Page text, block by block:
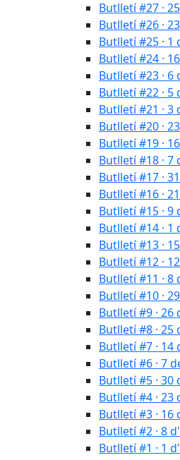
Butlletí #27 ·
Butlletí #26 ·
Butlletí #25 ·
Butlletí #24 ·
Butlletí #23 ·
Butlletí #22 ·
Butlletí #21 ·
Butlletí #20 ·
Butlletí #19 ·
Butlletí #18 · 7
Butlletí #17 ·
Butlletí #16 ·
Butlletí #15 · 9
Butlletí #14 · 1
Butlletí #13 ·
Butlletí #12 ·
Butlletí #11 · 8
Butlletí #10 ·
Butlletí #9 · 26
Butlletí #8 · 25
Butlletí #7 · 14
Butlletí #6 · 7
Butlletí #5 · 30
Butlletí #4 · 23
Butlletí #3 · 16
Butlletí #2 · 8
Butlletí #1 · 1